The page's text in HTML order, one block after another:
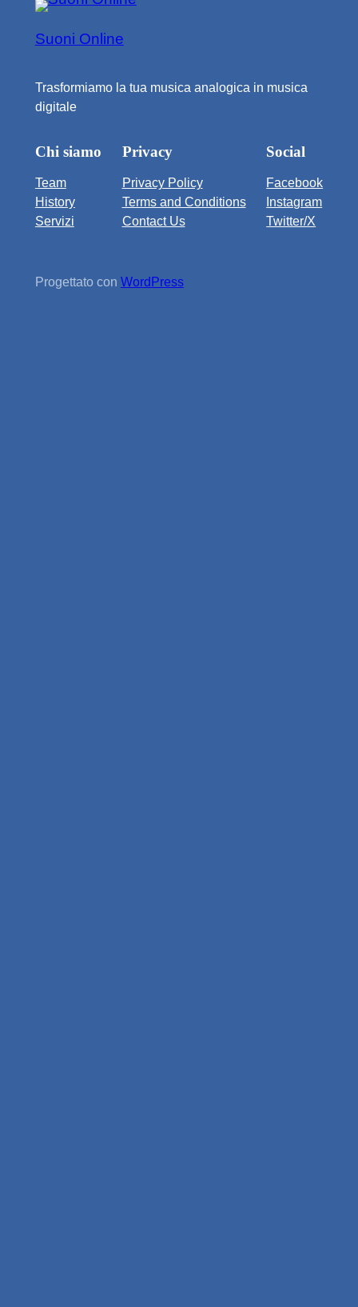
Suoni Online
Trasformiamo la tua musica analogica in musica
digitale
Chi siamo
Team
History
Servizi
Privacy
Privacy Policy
Terms and Conditions
Contact Us
Social
Facebook
Instagram
Twitter/X
Progettato con WordPress